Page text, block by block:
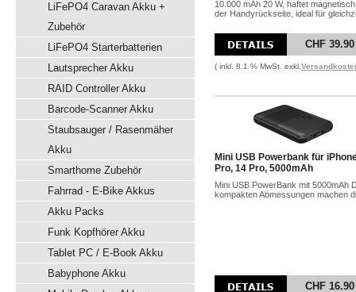
LiFePO4 Caravan Akku +
Zubehör
LiFePO4 Starterbatterien
Lautsprecher Akku
RAID Controller Akku
Barcode-Scanner Akku
Staubsauger / Rasenmäher
Akku
Smarthome Zubehör
Fahrrad - E-Bike Akkus
Akku Packs
Funk Kopfhörer Akku
Tablet PC / E-Book Akku
Babyphone Akku
10.000 mAh 20 W, haftet
der Handyrückseite, ideal für
CHF 39.90
( inkl. 8.1 % MwSt. exkl.
Mini USB Powerbank für
Pro, 14 Pro, 5000mAh
Mini USB PowerBank mit 5000mAh
kompakten Abmessungen machen
CHF 16.90